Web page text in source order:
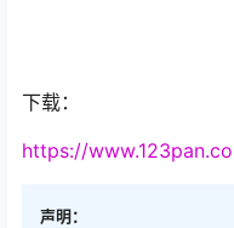
下载：
https://
声明：